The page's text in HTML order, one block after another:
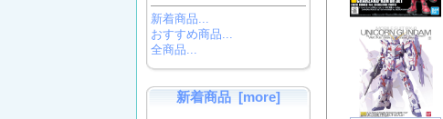
新着商品...
おすすめ商品...
全商品...
新着商品 [more]